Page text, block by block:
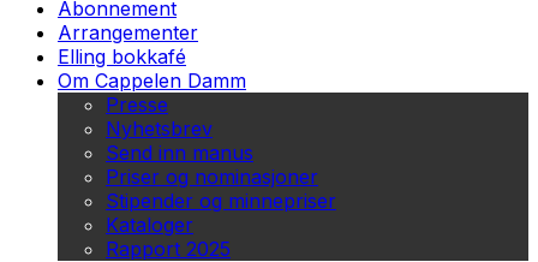
Abonnement
Arrangementer
Elling bokkafé
Om Cappelen Damm
Presse
Nyhetsbrev
Send inn manus
Priser og nominasjoner
Stipender og minnepriser
Kataloger
Rapport 2025